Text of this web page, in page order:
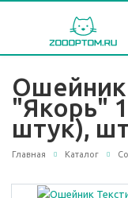
Ошейник
"Якорь"
штук),
Главная Каталог